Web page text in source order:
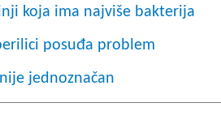
koja ima najviše bakterija
posuđa problem
jednoznačan